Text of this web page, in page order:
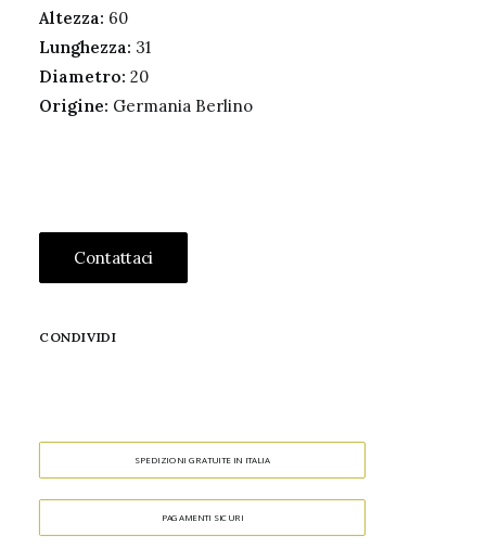
Altezza: 60
Lunghezza: 31
Diametro: 20
Origine: Germania Berlino
Contattaci
CONDIVIDI
SPEDIZIONI GRATUITE IN ITALIA
PAGAMENTI SICURI